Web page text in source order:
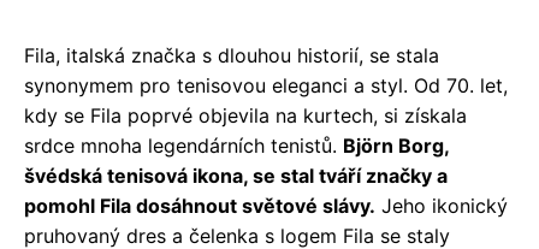
Fila, italská značka s dlouhou historií, se stala
synonymem pro tenisovou eleganci a styl. Od 70. let,
kdy se Fila poprvé objevila na kurtech, si získala
srdce mnoha legendárních tenistů. Björn Borg,
švédská tenisová ikona, se stal tváří značky a
pomohl Fila dosáhnout světové slávy. Jeho ikonický
pruhovaný dres a čelenka s logem Fila se staly